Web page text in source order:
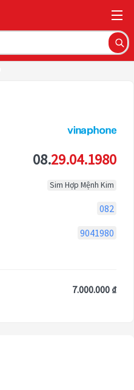
08.29.04.1980
Sim Hợp Mệnh Kim
082
9041980
7.000.000 ₫